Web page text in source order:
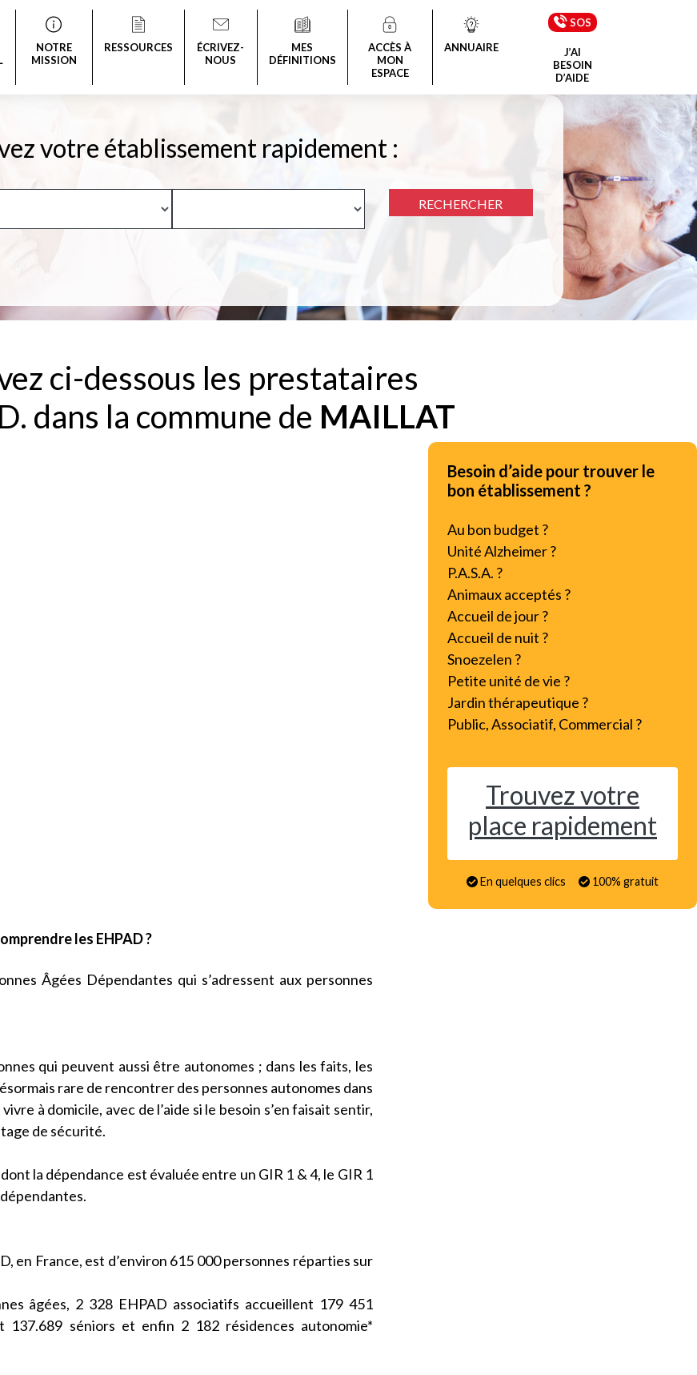
NOTRE
MISSION
RESSOURCES
ÉCRIVEZ-
NOUS
MES
DÉFINITIONS
ACCÈS À
MON
ESPACE
ANNUAIRE
SOS
J’AI
BESOIN
D’AIDE
votre établissement rapidement :
RECHERCHER
ci-dessous les prestataires
dans la commune de MAILLAT
Besoin d’aide pour trouver le
bon établissement ?
Au bon budget ?
Unité Alzheimer ?
P.A.S.A. ?
Animaux acceptés ?
Accueil de jour ?
Accueil de nuit ?
Snoezelen ?
Petite unité de vie ?
Jardin thérapeutique ?
Public, Associatif, Commercial ?
Trouvez votre
place rapidement
En quelques clics 100% gratuit
les EHPAD ?
Âgées Dépendantes qui s’adressent aux personnes
qui peuvent aussi être autonomes ; dans les faits, les
rare de rencontrer des personnes autonomes dans
à domicile, avec de l’aide si le besoin s’en faisait sentir,
de sécurité.
la dépendance est évaluée entre un GIR 1 & 4, le GIR 1
en France, est d’environ 615 000 personnes réparties sur
âgées, 2 328 EHPAD associatifs accueillent 179 451
137.689 séniors et enfin 2 182 résidences autonomie*